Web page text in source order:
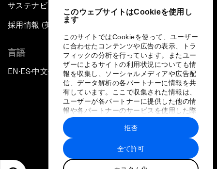
このウェブサイトはCookieを使用し
ます
このサイトではCookieを使って、ユーザー
に合わせたコンテンツや広告の表示、トラ
フィックの分析を行っています。またユー
ザーによるサイトの利用状況についても情
報を収集し、ソーシャルメディアや広告配
信、データ解析の各パートナーに情報を共
有しています。ここで収集された情報は、
ユーザーが各パートナーに提供した他の情
報や各パートナーのサービスを使用した際
に収集された情報と組み合わされ、各パー
トナーによって使用されることがありま
す。
全て許可
拒否
サステナビリティへの取り組み
採用情報 (英語のみ)
言語
EN ▪ES▪中文▪ 日本語
プライバシーポリシーと利用規約
サイトマップ